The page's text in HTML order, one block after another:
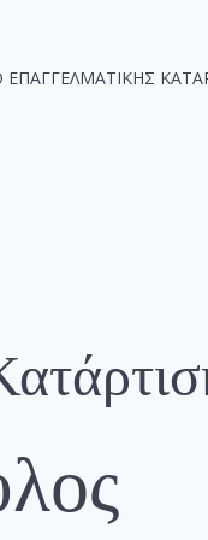
ΕΠΑΓΓΕΛΜΑΤΙΚΉΣ